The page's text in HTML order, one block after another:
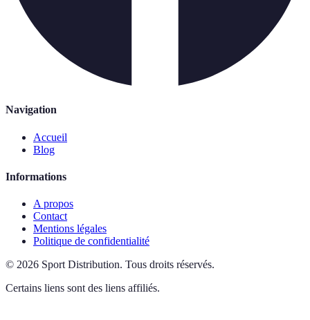
Navigation
Accueil
Blog
Informations
A propos
Contact
Mentions légales
Politique de confidentialité
© 2026 Sport Distribution. Tous droits réservés.
Certains liens sont des liens affiliés.